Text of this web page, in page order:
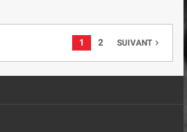
1 2 SUIVANTnavigate_next